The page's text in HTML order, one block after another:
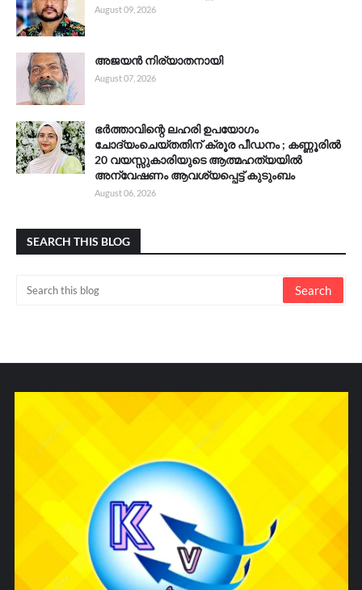
August 09, 2026
അജയൻ നിര്യാതനായി
August 07, 2026
ഭർത്താവിന്റെ ലഹരി ഉപയോഗം
ചോദ്യംചെയ്തതിന് ക്രൂര പീഡനം ; കണ്ണൂരിൽ
20 വയസ്സുകാരിയുടെ ആത്മഹത്യയിൽ
അന്വേഷണം ആവശ്യപ്പെട്ട് കുടുംബം
August 06, 2026
SEARCH THIS BLOG